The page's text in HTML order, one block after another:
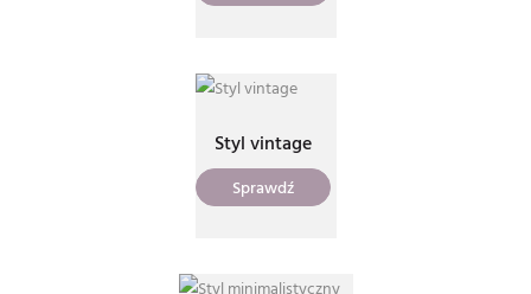
Styl vintage
Sprawdź